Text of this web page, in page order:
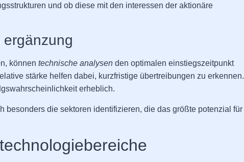
und ob diese mit den interessen der aktionäre
können technische analysen den optimalen einstiegszeitpunkt
stärke helfen dabei, kurzfristige übertreibungen zu erkennen.
erheblich.
besonders die sektoren identifizieren, die das größte potenzial für